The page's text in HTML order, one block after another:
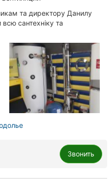
та директору Данилу
сантехніку та
Звонить